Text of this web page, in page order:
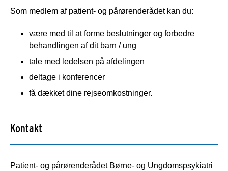
Som medlem af patient- og pårørenderådet kan du:
være med til at forme beslutninger og forbedre
behandlingen af dit barn / ung
tale med ledelsen på afdelingen
deltage i konferencer
få dækket dine rejseomkostninger.
Kontakt
Patient- og pårørenderådet Børne- og Ungdomspsykiatri